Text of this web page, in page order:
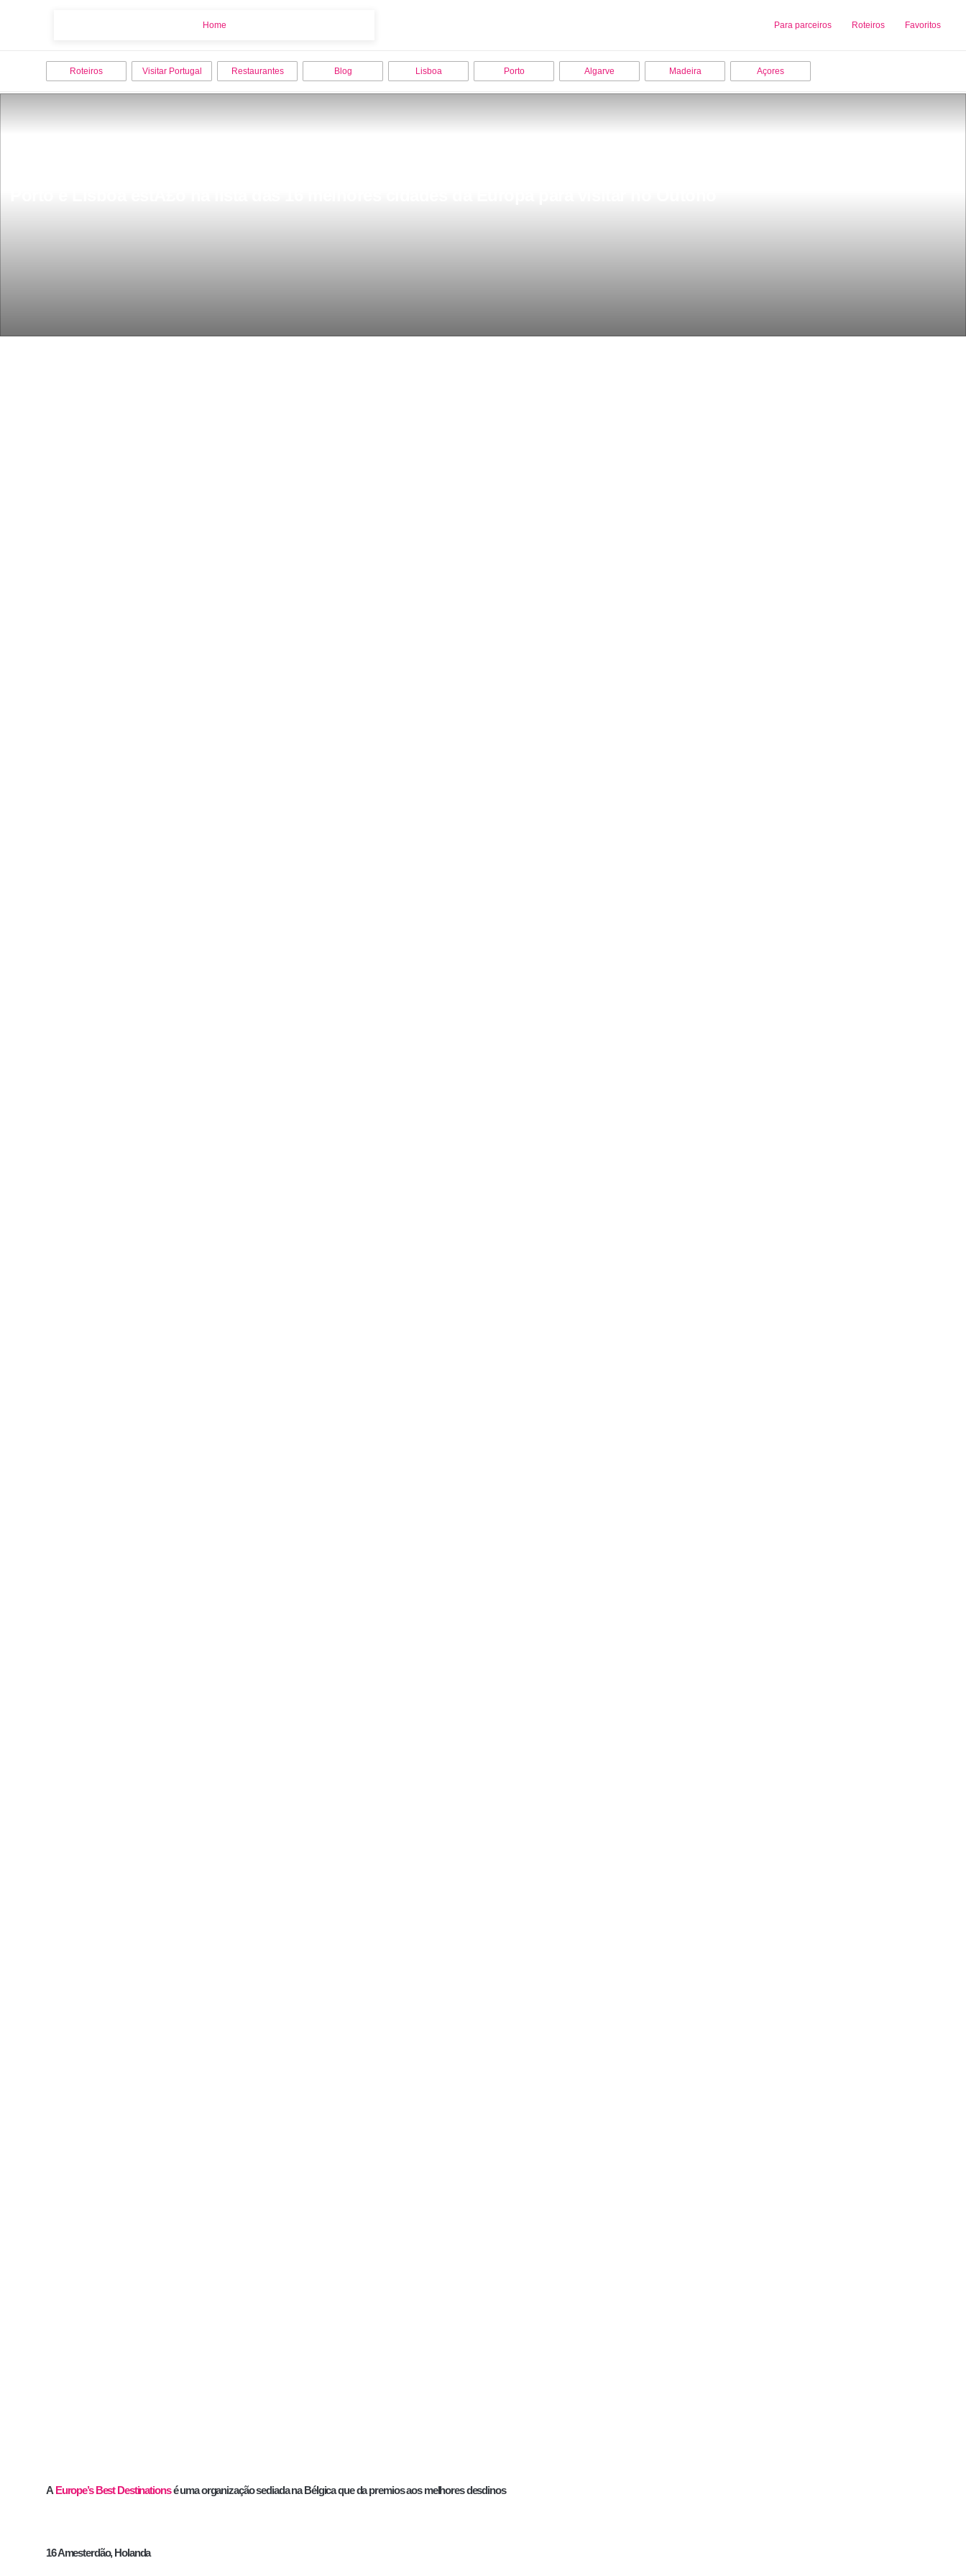
Home Para parceiros Roteiros Favoritos
Sobre nós Adicionar uma Empresa
Roteiros Visitar Portugal Restaurantes Blog Lisboa Porto Algarve Madeira Açores
A Europe’s Best Destinationsé uma organização sediada na Bélgica que da premios aos melhores desdinos
16 Amesterdão, Holanda